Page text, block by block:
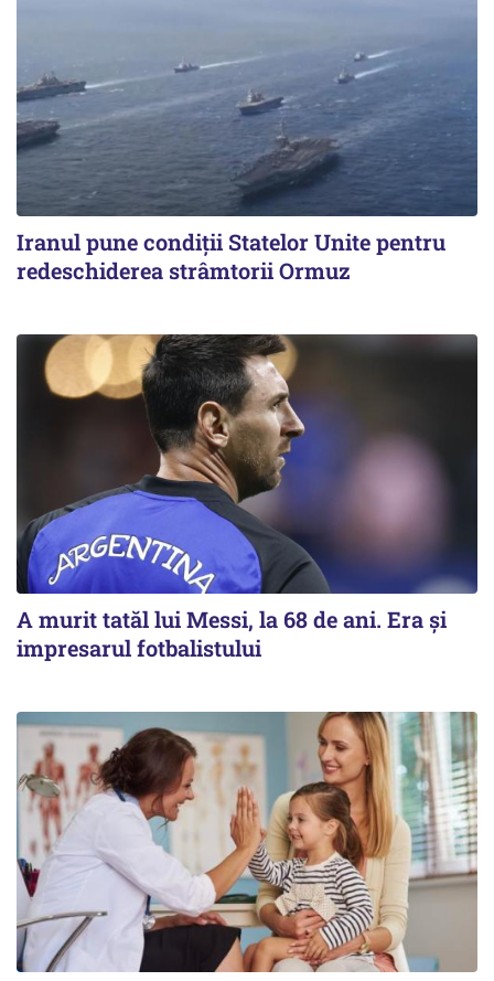
Iranul pune condiții Statelor Unite pentru
redeschiderea strâmtorii Ormuz
A murit tatăl lui Messi, la 68 de ani. Era și
impresarul fotbalistului